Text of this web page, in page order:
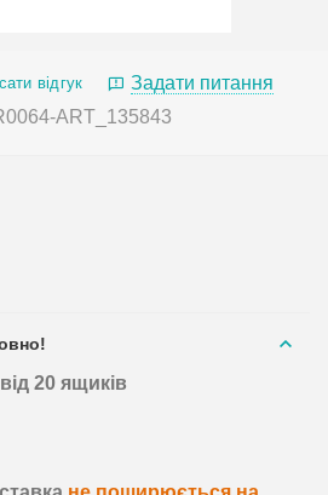
відгук
Задати питання
ART_135843
20 ящиків